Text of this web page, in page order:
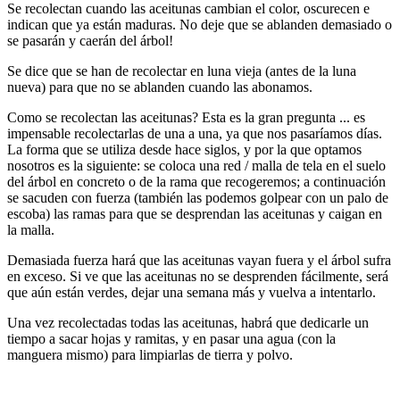
Se recolectan cuando las aceitunas cambian el color, oscurecen e
indican que ya están maduras. No deje que se ablanden demasiado o
se pasarán y caerán del árbol!
Se dice que se han de recolectar en luna vieja (antes de la luna
nueva) para que no se ablanden cuando las abonamos.
Como se recolectan las aceitunas? Esta es la gran pregunta ... es
impensable recolectarlas de una a una, ya que nos pasaríamos días.
La forma que se utiliza desde hace siglos, y por la que optamos
nosotros es la siguiente: se coloca una red / malla de tela en el suelo
del árbol en concreto o de la rama que recogeremos; a continuación
se sacuden con fuerza (también las podemos golpear con un palo de
escoba) las ramas para que se desprendan las aceitunas y caigan en
la malla.
Demasiada fuerza hará que las aceitunas vayan fuera y el árbol sufra
en exceso. Si ve que las aceitunas no se desprenden fácilmente, será
que aún están verdes, dejar una semana más y vuelva a intentarlo.
Una vez recolectadas todas las aceitunas, habrá que dedicarle un
tiempo a sacar hojas y ramitas, y en pasar una agua (con la
manguera mismo) para limpiarlas de tierra y polvo.